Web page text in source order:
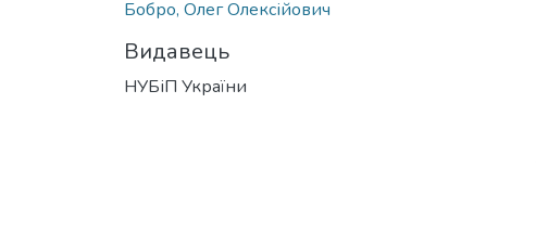
Бобро, Олег Олексійович
Видавець
НУБіП України